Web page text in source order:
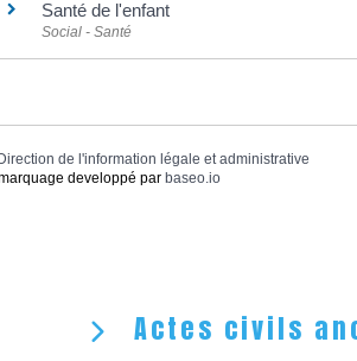
Santé de l'enfant
Social - Santé
Direction de l'information légale et administrative
developpé par baseo.io
Actes civils